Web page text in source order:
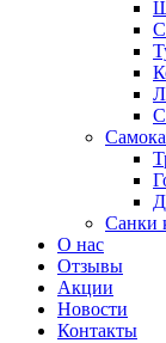
Санки
О нас
Отзывы
Акции
Новости
Контакты